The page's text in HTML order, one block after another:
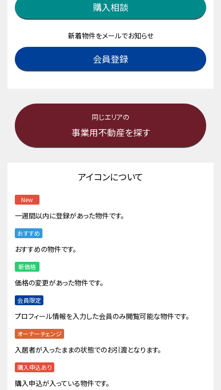
購入相談
新着物件をメールでお知らせ
会員登録
同じエリアの
事業用不動産を探す
アイコンについて
New
一週間以内に登録があった物件です。
おすすめ
おすすめの物件です。
新価格
価格の変更があった物件です。
会員限定
プロフィール情報を入力した会員のみ閲覧可能な物件です。
オーナーチェンジ
入居者が入ったままの状態でのお引渡となります。
購入申込あり
購入申込が入っている物件です。